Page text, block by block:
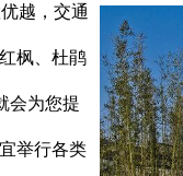
越，交通
枫、杜鹃
会为您提
举行各类